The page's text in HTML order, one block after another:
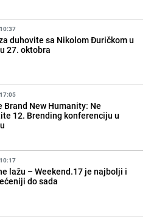
duhovite sa Nikolom Đuričkom u
27. oktobra
Brand New Humanity: Ne
12. Brending konferenciju u
lažu – Weekend.17 je najbolji i
do sada